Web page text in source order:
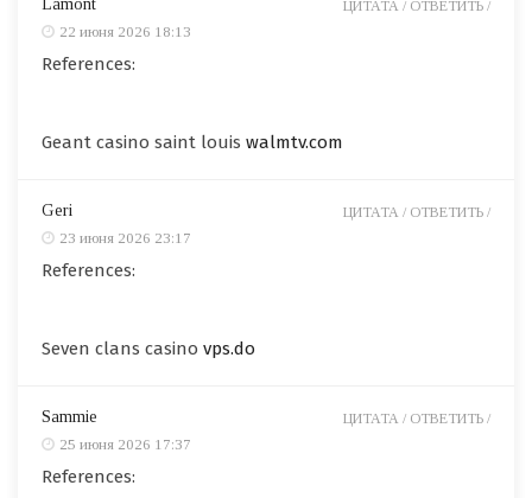
Lamont
22 июня 2026 18:13
References:
Geant casino saint louis walmtv.com
ЦИТАТА / ОТВЕТИТЬ /
Geri
23 июня 2026 23:17
References:
Seven clans casino vps.do
ЦИТАТА / ОТВЕТИТЬ /
Sammie
25 июня 2026 17:37
References:
ЦИТАТА / ОТВЕТИТЬ /